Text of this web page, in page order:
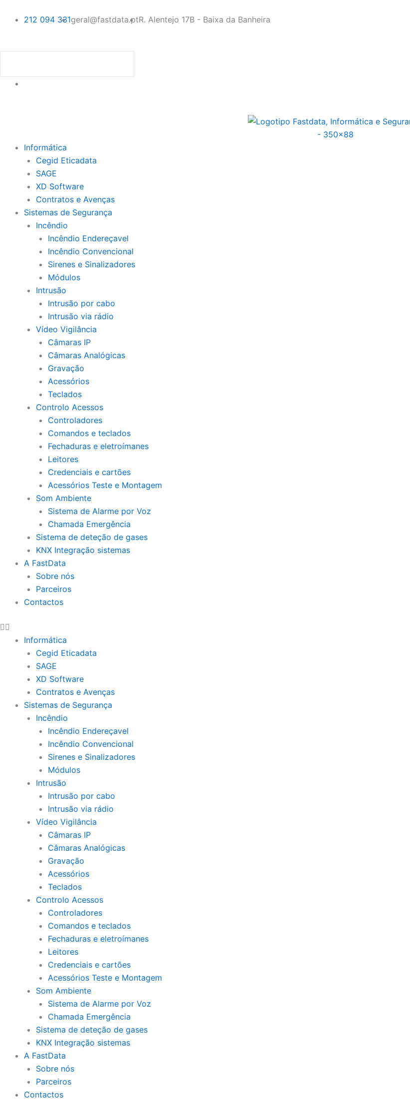
212 094 331geral@fastdata.ptR. Alentejo 17B - Baixa da Banheira
Informática
Cegid Eticadata
SAGE
XD Software
Contratos e Avenças
Sistemas de Segurança
Incêndio
Incêndio Endereçavel
Incêndio Convencional
Sirenes e Sinalizadores
Módulos
Intrusão
Intrusão por cabo
Intrusão via rádio
Vídeo Vigilância
Câmaras IP
Câmaras Analógicas
Gravação
Acessórios
Teclados
Controlo Acessos
Controladores
Comandos e teclados
Fechaduras e eletroímanes
Leitores
Credenciais e cartões
Acessórios Teste e Montagem
Som Ambiente
Sistema de Alarme por Voz
Chamada Emergência
Sistema de deteção de gases
KNX Integração sistemas
A FastData
Sobre nós
Parceiros
Contactos
Menu
Informática
Cegid Eticadata
SAGE
XD Software
Contratos e Avenças
Sistemas de Segurança
Incêndio
Incêndio Endereçavel
Incêndio Convencional
Sirenes e Sinalizadores
Módulos
Intrusão
Intrusão por cabo
Intrusão via rádio
Vídeo Vigilância
Câmaras IP
Câmaras Analógicas
Gravação
Acessórios
Teclados
Controlo Acessos
Controladores
Comandos e teclados
Fechaduras e eletroímanes
Leitores
Credenciais e cartões
Acessórios Teste e Montagem
Som Ambiente
Sistema de Alarme por Voz
Chamada Emergência
Sistema de deteção de gases
KNX Integração sistemas
A FastData
Sobre nós
Parceiros
Contactos